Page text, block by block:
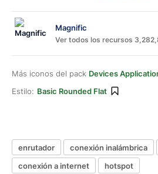
Magnific
Ver todos los recursos
Más iconos del pack Devices
Estilo: Basic Rounded Flat
enrutador conexión inalámbrica
conexión a internet
hotspot